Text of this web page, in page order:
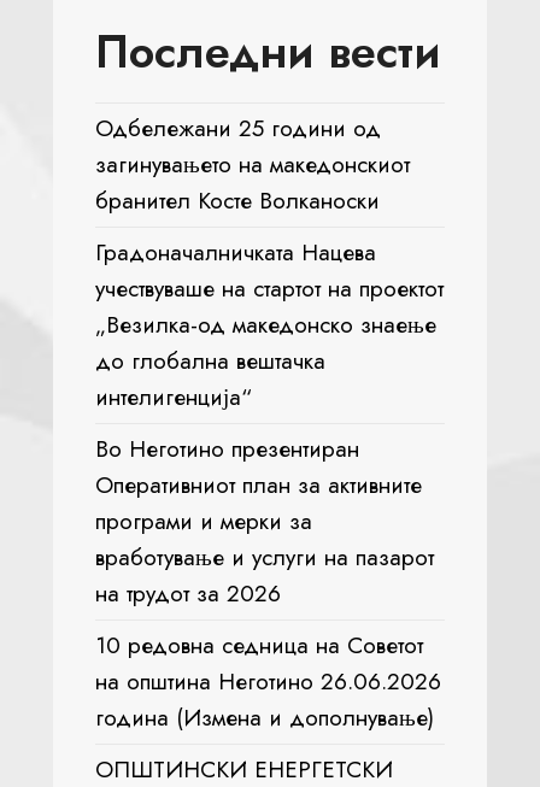
Последни вести
Одбележани 25 години од
загинувањето на македонскиот
бранител Косте Волканоски
Градоначалничката Нацева
учествуваше на стартот на проектот
„Везилка-од македонско знаење
до глобална вештачка
интелигенција“
Во Неготино презентиран
Оперативниот план за активните
програми и мерки за
вработување и услуги на пазарот
на трудот за 2026
10 редовна седница на Советот
на општина Неготино 26.06.2026
година (Измена и дополнување)
ОПШТИНСКИ ЕНЕРГЕТСКИ